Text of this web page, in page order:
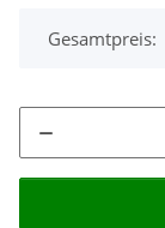
Gesamtpreis: